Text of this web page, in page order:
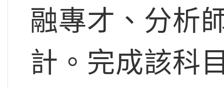
融專才、分析
計。完成該科